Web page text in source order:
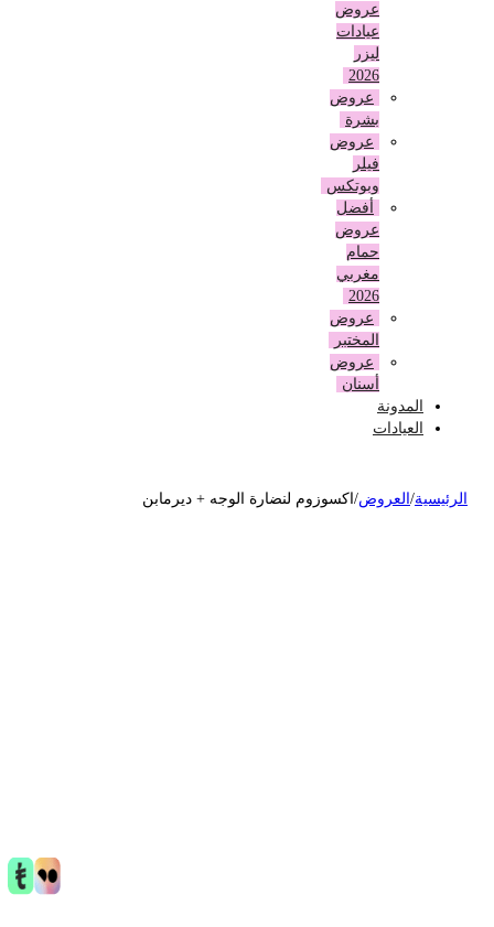
عروض
عيادات
عروض
بشرة
عروض
وبوتكس
أفضل
عروض
حمام
مغربي
عروض
المختبر
عروض
أسنان
المدونة
العيادات
/العروض اكسوزوم لنضارة الوجه + ديرمابن